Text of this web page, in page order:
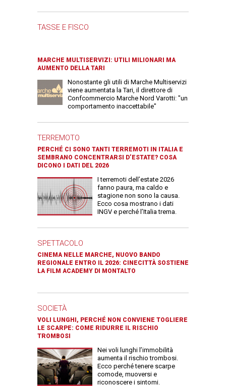
TASSE E FISCO
MARCHE MULTISERVIZI: UTILI MILIONARI MA
AUMENTO DELLA TARI
Nonostante gli utili di Marche Multiservizi
viene aumentata la Tari, il direttore di
Confcommercio Marche Nord Varotti: "un
comportamento inaccettabile"
TERREMOTO
PERCHÉ CI SONO TANTI TERREMOTI IN ITALIA E
SEMBRANO CONCENTRARSI D’ESTATE? COSA
DICONO I DATI DEL 2026
I terremoti dell’estate 2026
fanno paura, ma caldo e
stagione non sono la causa.
Ecco cosa mostrano i dati
INGV e perché l’Italia trema.
SPETTACOLO
CINEMA NELLE MARCHE, NUOVO BANDO
REGIONALE ENTRO IL 2026: CINECITTÀ SOSTIENE
LA FILM ACADEMY DI MONTALTO
SOCIETÀ
VOLI LUNGHI, PERCHÉ NON CONVIENE TOGLIERE
LE SCARPE: COME RIDURRE IL RISCHIO
TROMBOSI
Nei voli lunghi l’immobilità
aumenta il rischio trombosi.
Ecco perché tenere scarpe
comode, muoversi e
riconoscere i sintomi.